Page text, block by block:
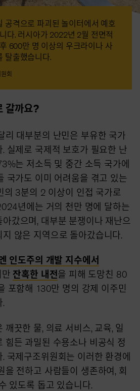
공격으로 파괴된 놀이터에서 예호
다. 러시아가 2022년 2월 전면적
600만 명 이상의 우크라이나 사
탈출했습니다.
회
갈까요?
리 대부분의 난민은 부유한 국가
실제로 국제적 보호가 필요한 난
는 저소득 및 중간 소득 국가에
국가도 이미 어려움을 겪고 있는
의 3분의 2 이상이 인접 국가로
년에는 거의 천만 명에 달하는
갔으며, 대부분 분쟁이나 재난으
않은 지역으로 돌아갔습니다.
인도주의 개발 지수에서
잔혹한 내전을 피해 도망친 80
포함해 130만 명의 강제 이주민
깨끗한 물, 의료 서비스, 교육, 일
힘든 과밀된 수용소나 비공식 정
국제구조위원회는 이러한 환경에
을 전하고 사람들이 생존하여, 회
있도록 돕고 있습니다.